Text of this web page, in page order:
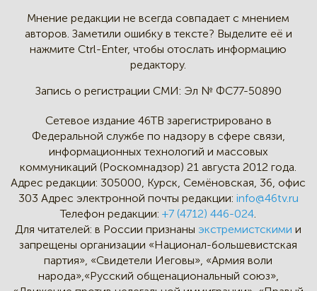
Мнение редакции не всегда совпадает с мнением
авторов. Заметили ошибку в тексте? Выделите её и
нажмите Ctrl-Enter, чтобы отослать информацию
редактору.
Запись о регистрации СМИ: Эл № ФС77-50890
Сетевое издание 46ТВ зарегистрировано в
Федеральной службе по надзору в сфере связи,
информационных технологий и массовых
коммуникаций (Роскомнадзор) 21 августа 2012 года.
Адрес редакции: 305000, Курск, Семёновская, 36, офис
303 Адрес электронной почты редакции: info@46tv.ru
Телефон редакции: +7 (4712) 446-024.
Для читателей: в России признаныэкстремистскими и
запрещены организации «Национал-большевистская
партия», «Свидетели Иеговы», «Армия воли
народа»,«Русский общенациональный союз»,